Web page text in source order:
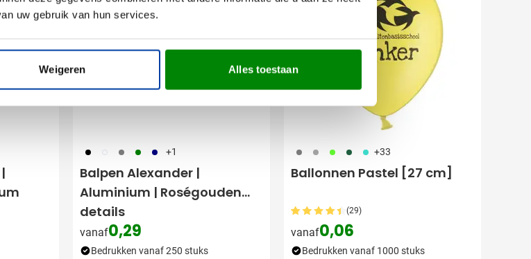
uw gebruik van hun services.
Weigeren Alles toestaan
001 002 003 004 536 +1
Balpen Alexander |
Aluminium | Roségouden
details
vanaf0,29
Bedrukken vanaf 250 stuks
908 491 153 374 033 +33
Ballonnen Pastel [27 cm]
(29)
vanaf0,06
Bedrukken vanaf 1000 stuks